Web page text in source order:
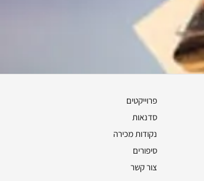
פרוייקטים
סדנאות
נקודות מכירה
סיפורים
צור קשר